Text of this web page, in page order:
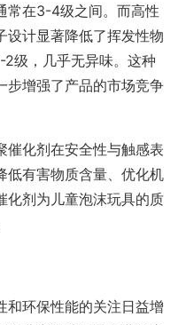
常在3-4级之间。而高性
设计显著降低了挥发性物
2级，几乎无异味。这种
步增强了产品的市场竞争
催化剂在安全性与触感表
低有害物质含量、优化机
化剂为儿童泡沫玩具的质
和环保性能的关注日益增